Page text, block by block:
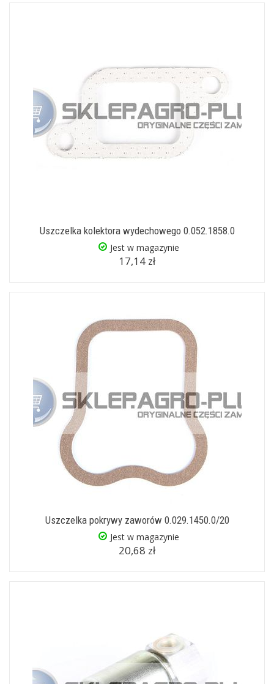
Uszczelka kolektora wydechowego 0.052.1858.0
Jest w magazynie
17,14 zł
Uszczelka pokrywy zaworów 0.029.1450.0/20
Jest w magazynie
20,68 zł